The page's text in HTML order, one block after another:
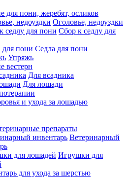
для пони, жеребят, осликов
Оголовье, недоуздки
Сбор к седлу для
Седла для пони
Упряжь
вестерн
Для всадника
Для лошади
и ухода за лошадью
препараты
Ветеринарный
Игрушки для